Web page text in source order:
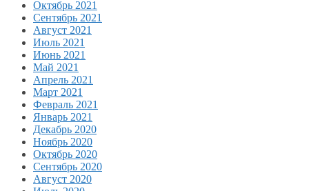
Октябрь 2021
Сентябрь 2021
Август 2021
Июль 2021
Июнь 2021
Май 2021
Апрель 2021
Март 2021
Февраль 2021
Январь 2021
Декабрь 2020
Ноябрь 2020
Октябрь 2020
Сентябрь 2020
Август 2020